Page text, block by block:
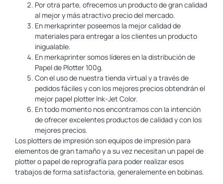
Por otra parte, ofrecemos un producto de gran calidad
al mejor y más atractivo precio del mercado.
En merkaprinter poseemos la mejor calidad de
materiales para entregar a los clientes un producto
inigualable.
En merkaprinter somos líderes en la distribución de
Papel de Plotter 100g.
Con el uso de nuestra tienda virtual y a través de
pedidos fáciles y con los mejores precios obtendrán el
mejor papel plotter Ink-Jet Color.
En todo momento nos encontramos con la intención
de ofrecer excelentes productos de calidad y con los
mejores precios.
Los plotters de impresión son equipos de impresión para
elementos de gran tamaño y a su vez necesitan un papel de
plotter o papel de reprografía para poder realizar esos
trabajos de forma satisfactoria, generalemente en bobinas.